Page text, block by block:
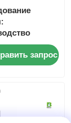
с
LSR
запрос